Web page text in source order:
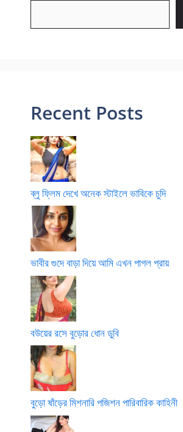
Recent Posts
ব্লু ফ্লিম দেখে অনেক স্টাইলে ভাবিকে চুদি
ভাবীর গুদে বাড়া দিয়ে আমি এখন পাগল প্রায়
বউয়ের রসে বুড়োর ধোন ডুবি
বুড়ো ষাঁড়ের মিশনারি পজিশন পারিবারিক কাহিনী